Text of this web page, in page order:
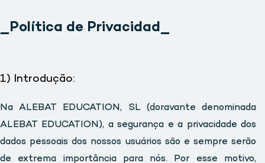
_Política de Privacidad_
1) Introdução:
Na ALEBAT EDUCATION, SL (doravante denominada
ALEBAT EDUCATION), a segurança e a privacidade dos
dados pessoais dos nossos usuários são e sempre serão
de extrema importância para nós. Por esse motivo,